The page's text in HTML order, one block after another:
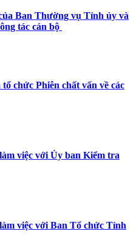
Ban Thường vụ Tỉnh ủy và
tác cán bộ
chức Phiên chất vấn về các
việc với Ủy ban Kiểm tra
việc với Ban Tổ chức Tỉnh